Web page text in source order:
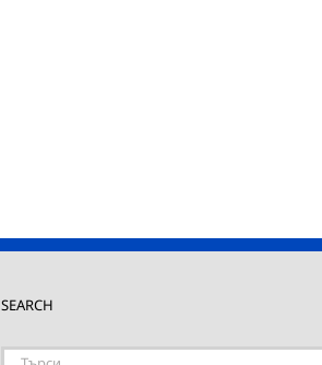
SEARCH
Търсене